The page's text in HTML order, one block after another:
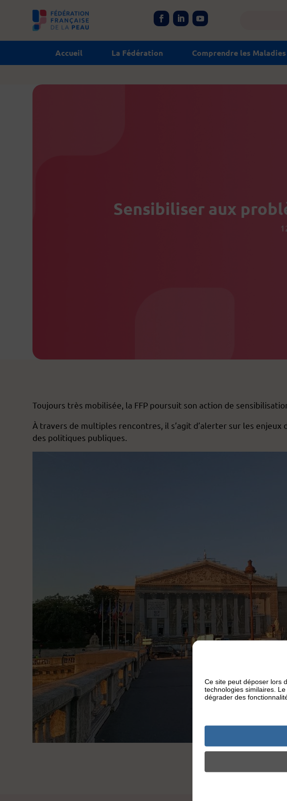
Accueil La Fédération Comprendre les
Sensibiliser aux
Toujours très mobilisée, la FFP poursuit son action de
À travers de multiples rencontres, il s’agit d’alerter sur les
des politiques publiques.
Ce site peut déposer lors
technologies similaires.
dégrader des